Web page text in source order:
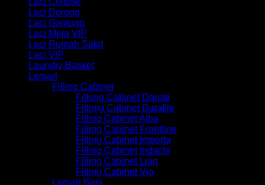
Laci Dorong
Laci Gantung
Laci Meja VIP
Laci Rumah Sakit
Laci VIP
Laundry Basket
Lemari
Filling Cabinet
Filking Cabinet Donati
Fillimg Cabinet Datafile
Filling Cabinet Alba
Filling Cabinet Frontline
Filling Cabinet Importa
Filling Cabinet Indachi
Filling Cabinet Lion
Filling Cabinet Vip
Lemari Besi